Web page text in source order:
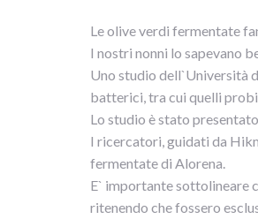
Le olive verdi fermentate
I nostri nonni lo sapevano
Uno studio dell`Università
batterici, tra cui quelli
Lo studio è stato
I ricercatori, guidati da
fermentate di Alorena.
E` importante sottolineare
ritenendo che fossero